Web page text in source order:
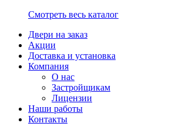
Смотреть весь каталог
Двери на заказ
Акции
Доставка и установка
Компания
О нас
Застройщикам
Лицензии
Наши работы
Контакты